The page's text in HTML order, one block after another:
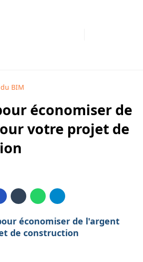
BIM
économiser de
votre projet de
économiser de l'argent
de construction